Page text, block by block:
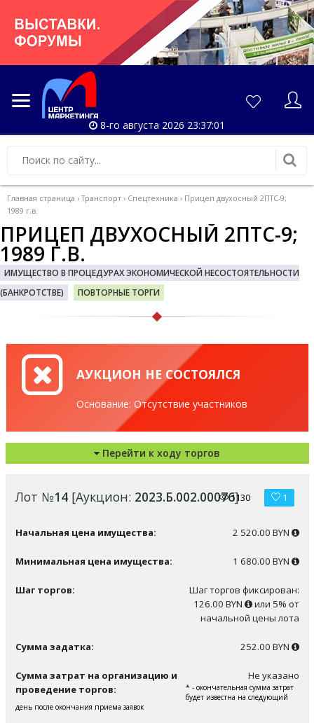
8-го августа 2026 23:37:01
Главная страница › Транспорт › Спецтехника › Прицеп двухосный 2ПТС-9;
1989 г.в.
ПРИЦЕП ДВУХОСНЫЙ 2ПТС-9;
1989 Г.В.
ИМУЩЕСТВО В ПРОЦЕДУРАХ ЭКОНОМИЧЕСКОЙ НЕСОСТОЯТЕЛЬНОСТИ
(БАНКРОТСТВЕ)
ПОВТОРНЫЕ ТОРГИ
АУКЦИОН НЕ СОСТОЯЛСЯ
Основание: Отсутствие участников
Перейти к ходу торгов
Лот №14[Аукцион: 2023.Б.002.00076]
1130 1
Начальная цена имущества: 2 520.00 BYN
Минимальная цена имущества: 1 680.00 BYN
Шаг торгов:
Шаг торгов фиксирован:
126.00 BYN
или 5% от
начальной цены лота
Сумма задатка: 252.00 BYN
Сумма затрат на организацию и
проведение торгов:
Не указано
* - окончательная сумма затрат
будет известна на следующий
день после окончания приема заявок